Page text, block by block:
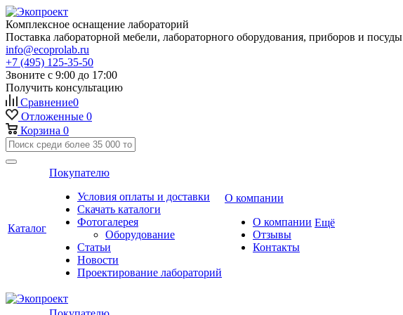
Комплексное оснащение лабораторий
Поставка лабораторной мебели, лабораторного оборудования, приборов и посуды
info@ecoprolab.ru
+7 (495) 125-35-50
Звоните с 9:00 до 17:00
Получить консультацию
Сравнение0
Отложенные 0
Корзина 0
Каталог
Покупателю
Условия оплаты и доставки
Скачать каталоги
Фотогалерея
Оборудование
Статьи
Новости
Проектирование лабораторий
О компании
О компании
Отзывы
Контакты
Ещё